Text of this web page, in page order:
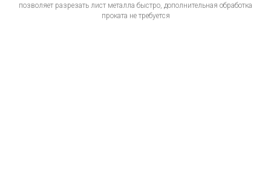
позволяет разрезать лист металла быстро, дополнительная обработка
проката не требуется